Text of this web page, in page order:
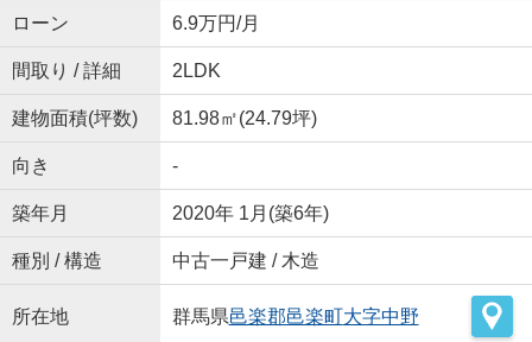
ローン 6.9万円/月
間取り / 詳細 2LDK
建物面積(坪数) 81.98㎡(24.79坪)
向き -
築年月 2020年 1月(築6年)
種別 / 構造 中古一戸建 / 木造
所在地 群馬県邑楽郡邑楽町大字中野